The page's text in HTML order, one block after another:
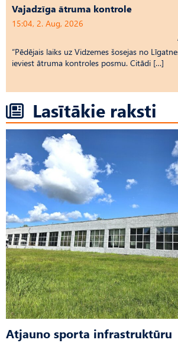
Vajadzīga ātruma kontrole
15:04, 2. Aug, 2026
“Pēdējais laiks uz Vid­ze­mes šosejas no
ieviest ātruma kontroles posmu. Citādi […]
Lasītākie raksti
Atjauno sporta infrastruktūru